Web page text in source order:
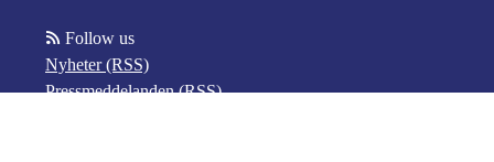
Follow us
Nyheter (RSS)
Pressmeddelanden (RSS)